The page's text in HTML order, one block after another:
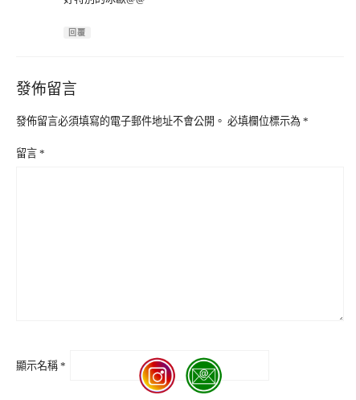
回覆
發佈留言
發佈留言必須填寫的電子郵件地址不會公開。 必填欄位標示為 *
留言 *
顯示名稱 *